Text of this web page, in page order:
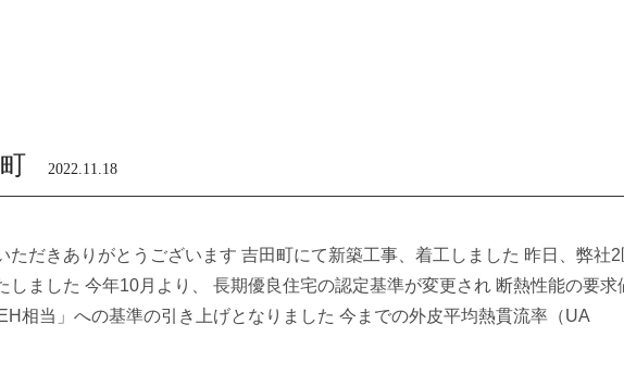
2022.11.18
ただきありがとうございます 吉田町にて新築工事、着工しました 昨日、弊社
しました 今年10月より、 長期優良住宅の認定基準が変更され 断熱性能の要求
相当」への基準の引き上げとなりました 今までの外皮平均熱貫流率（UA